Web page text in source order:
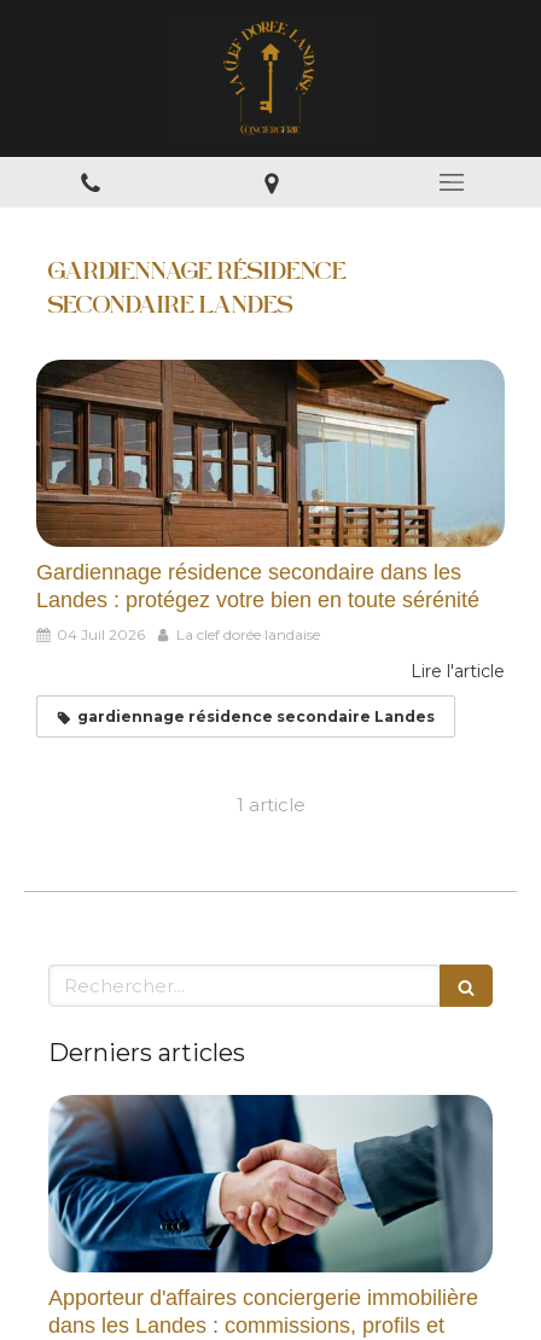
GARDIENNAGE RÉSIDENCE
SECONDAIRE LANDES
Gardiennage résidence secondaire dans les
Landes : protégez votre bien en toute sérénité
04 Juil 2026 La clef dorée landaise
Lire l'article
gardiennage résidence secondaire Landes
1 article
Rechercher
Derniers articles
Apporteur d'affaires conciergerie immobilière
dans les Landes : commissions, profils et